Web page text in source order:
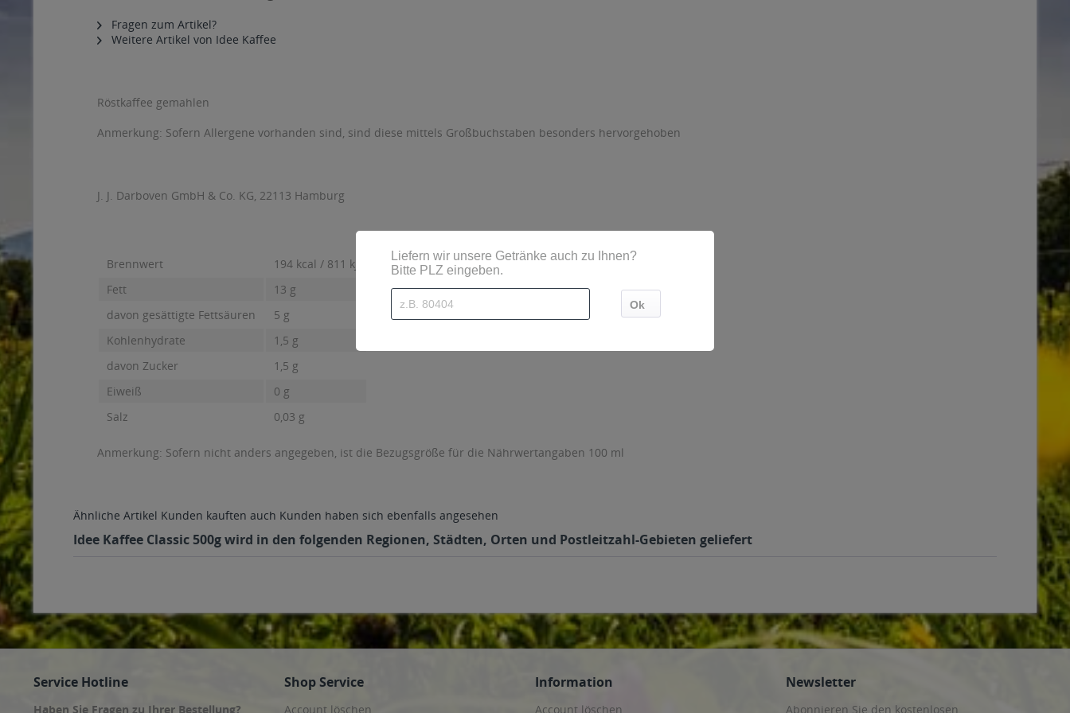
Fragen zum Artikel?
Weitere Artikel von Idee Kaffee
Röstkaffee gemahlen
Anmerkung: Sofern Allergene vorhanden sind, sind diese mittels Großbuchstaben besonders hervorgehoben
J. J. Darboven GmbH & Co. KG, 22113 Hamburg
Brennwert
194 kcal / 811 kJ
Fett
13 g
davon gesättigte Fettsäuren
5 g
Kohlenhydrate
1,5 g
davon Zucker
1,5 g
Eiweiß
0 g
Salz
0,03 g
Anmerkung: Sofern nicht anders angegeben, ist die Bezugsgröße für die Nährwertangaben 100 ml
Ähnliche Artikel Kunden kauften auch Kunden haben sich ebenfalls angesehen
Idee Kaffee Classic 500g wird in den folgenden Regionen, Städten, Orten und Postleitzahl-Gebieten geliefert
Service Hotline
Haben Sie Fragen zu Ihrer Bestellung?
Shop Service
Account löschen
Information
Account löschen
Newsletter
Abonnieren Sie den kostenlosen